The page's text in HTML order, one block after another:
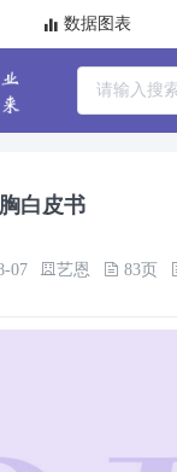
数据图表
白皮书
07 艺恩 83页